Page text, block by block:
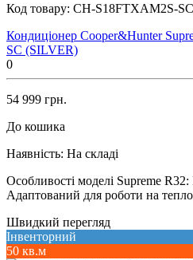
Код товару: CH-S18FTXAM2S-SC
Кондиціонер Cooper&Hunter
SC (SILVER)
0
54 999 грн.
До кошика
Наявність: На складі
Особливості моделі Supreme
Адаптований для роботи на тепло
Швидкий перегляд
Інвенторний
50 кв.м